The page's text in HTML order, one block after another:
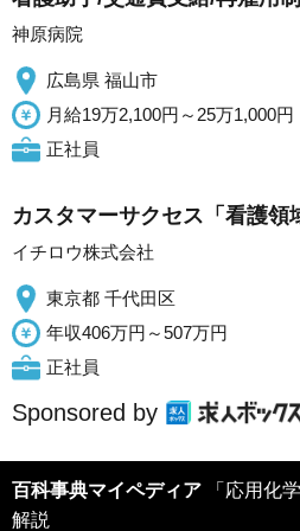
神原病院
広島県 福山市
月給19万2,100円～25万1,000円
正社員
カスタマーサクセス「看護領
イチロウ株式会社
東京都 千代田区
年収406万円～507万円
正社員
Sponsored by
百科事典マイペディア 「応用化
解説